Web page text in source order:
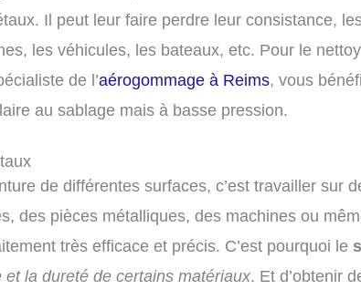
Il peut leur faire perdre leur consistance,
les véhicules, les bateaux, etc. Pour le
de l’aérogommage à Reims, vous
au sablage mais à basse pression.
de différentes surfaces, c’est travailler sur
des pièces métalliques, des machines ou
très efficace et précis. C’est pourquoi le
la dureté de certains matériaux. Et d’obtenir